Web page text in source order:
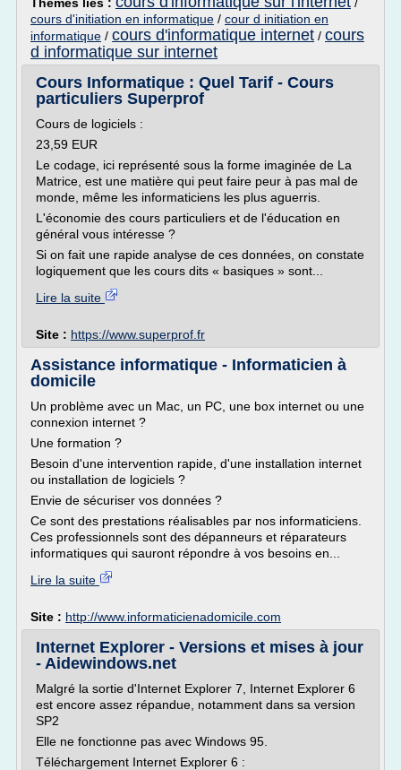
cours d'initiation en informatique / cour d initiation en
informatique / cours d'informatique internet / cours
d informatique sur internet
Cours Informatique : Quel Tarif - Cours
particuliers Superprof
Cours de logiciels :
23,59 EUR
Le codage, ici représenté sous la forme imaginée de La
Matrice, est une matière qui peut faire peur à pas mal de
monde, même les informaticiens les plus aguerris.
L'économie des cours particuliers et de l'éducation en
général vous intéresse ?
Si on fait une rapide analyse de ces données, on constate
logiquement que les cours dits « basiques » sont...
Lire la suite
Site : https://www.superprof.fr
Assistance informatique - Informaticien à
domicile
Un problème avec un Mac, un PC, une box internet ou une
connexion internet ?
Une formation ?
Besoin d'une intervention rapide, d'une installation internet
ou installation de logiciels ?
Envie de sécuriser vos données ?
Ce sont des prestations réalisables par nos informaticiens.
Ces professionnels sont des dépanneurs et réparateurs
informatiques qui sauront répondre à vos besoins en...
Lire la suite
Site : http://www.informaticienadomicile.com
Internet Explorer - Versions et mises à jour
- Aidewindows.net
Malgré la sortie d'Internet Explorer 7, Internet Explorer 6
est encore assez répandue, notamment dans sa version
SP2
Elle ne fonctionne pas avec Windows 95.
Téléchargement Internet Explorer 6 :